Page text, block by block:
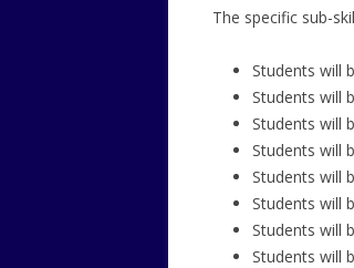
The specific sub-
Students will
Students will
Students will
Students will
Students will
Students will
Students will
Students will